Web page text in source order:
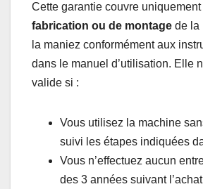
Cette garantie couvre uniquement
fabrication ou de montage de la
la maniez conformément aux
dans le manuel d’utilisation. Elle
valide si :
Vous utilisez la machine
suivi les étapes indiquées
Vous n’effectuez aucun
des 3 années suivant l’achat